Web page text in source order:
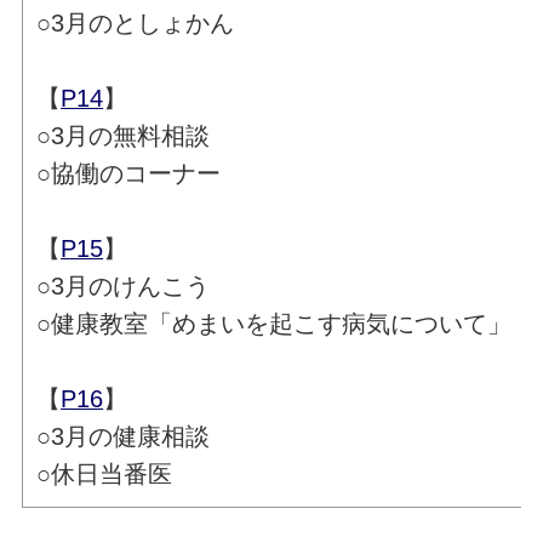
○3月のとしょかん
【P14】
○3月の無料相談
○協働のコーナー
【P15】
○3月のけんこう
○健康教室「めまいを起こす病気について」
【P16】
○3月の健康相談
○休日当番医